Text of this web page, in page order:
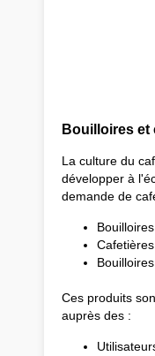
Bouilloires et
La culture du
développer à
demande de
Ces produits
auprès des :